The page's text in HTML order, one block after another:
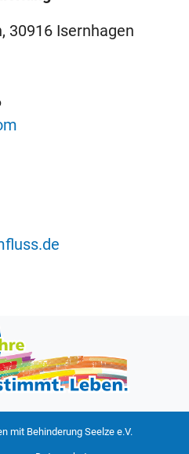
30916 Isernhagen
mit Behinderung Seelze e.V.